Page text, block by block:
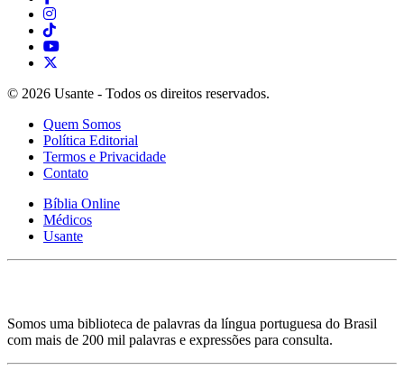
© 2026 Usante - Todos os direitos reservados.
Quem Somos
Política Editorial
Termos e Privacidade
Contato
Bíblia Online
Médicos
Usante
Somos uma biblioteca de palavras da língua portuguesa do Brasil
com mais de 200 mil palavras e expressões para consulta.